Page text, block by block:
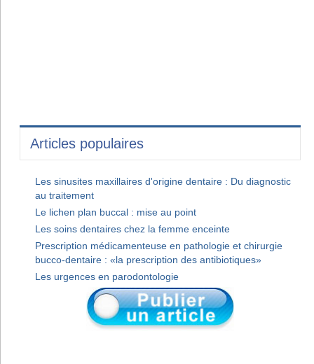
Articles populaires
Les sinusites maxillaires d'origine dentaire : Du diagnostic
au traitement
Le lichen plan buccal : mise au point
Les soins dentaires chez la femme enceinte
Prescription médicamenteuse en pathologie et chirurgie
bucco-dentaire : «la prescription des antibiotiques»
Les urgences en parodontologie